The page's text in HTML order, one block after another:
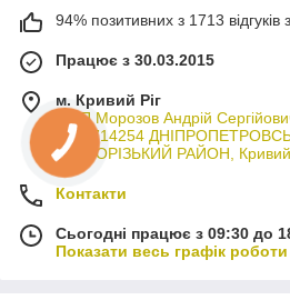
94% позитивних з 1713 відгуків
Працює з 30.03.2015
м. Кривий Ріг
ФОП Морозов Андрій
3044714254
КРИВОРІЗЬКИЙ РАЙОН, Кривий
Контакти
Сьогодні працює з 09:30 до
Показати весь графік роботи